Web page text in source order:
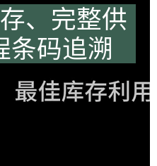
、完整供
条码追溯